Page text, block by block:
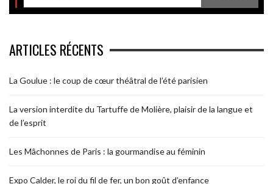
ARTICLES RÉCENTS
La Goulue : le coup de cœur théâtral de l’été parisien
La version interdite du Tartuffe de Molière, plaisir de la langue et
de l’esprit
Les Mâchonnes de Paris : la gourmandise au féminin
Expo Calder, le roi du fil de fer, un bon goût d’enfance